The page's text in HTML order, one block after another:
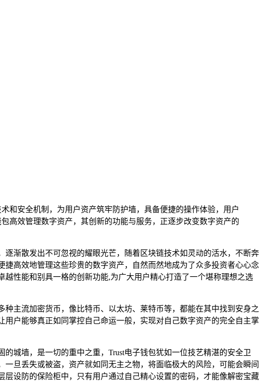
和安全机制，为用户资产筑牢防护墙，具备便捷的操作体验，用户
高效管理数字资产，其创新的功能与服务，正逐步改变数字资产的
逐渐散发出不可忽视的耀眼光芒，随着区块链技术如灵动的活水，不断奔
高效地管理这些珍贵的数字资产，自然而然地成为了众多投资者心心念
性能和别具一格的创新功能,为广大用户精心打造了一个堪称理想之选
主流加密货币，像比特币、以太坊、莱特币等，都能在其中找到安身之
户能够真正如同掌控自己命运一般，实现对自己数字资产的完全自主掌
城墙，是一切的重中之重，Trust电子钱包犹如一位技艺精湛的安全卫
旦丢失或被盗，资产就如同无主之物，将面临极大的风险，可能会瞬间
设防的保险柜中，只有用户通过自己精心设置的密码，才能像解密宝藏